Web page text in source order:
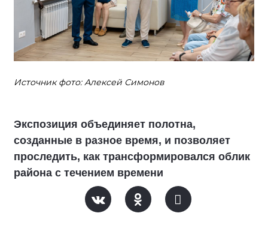
Источник фото: Алексей Симонов
Экспозиция объединяет полотна,
созданные в разное время, и позволяет
проследить, как трансформировался облик
района с течением времени